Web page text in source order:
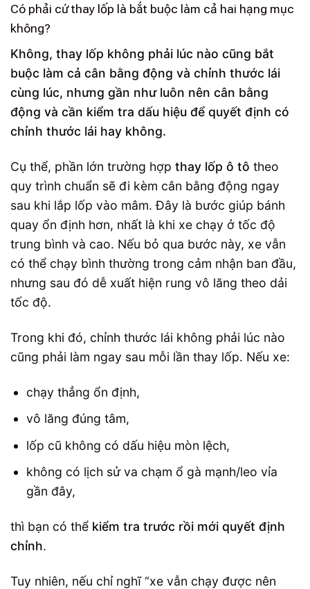
Có phải cứ thay lốp là bắt buộc làm cả hai hạng mục
không?
Không, thay lốp không phải lúc nào cũng bắt
buộc làm cả cân bằng động và chỉnh thước lái
cùng lúc, nhưng gần như luôn nên cân bằng
động và cần kiểm tra dấu hiệu để quyết định có
chỉnh thước lái hay không.
Cụ thể, phần lớn trường hợp thay lốp ô tô theo
quy trình chuẩn sẽ đi kèm cân bằng động ngay
sau khi lắp lốp vào mâm. Đây là bước giúp bánh
quay ổn định hơn, nhất là khi xe chạy ở tốc độ
trung bình và cao. Nếu bỏ qua bước này, xe vẫn
có thể chạy bình thường trong cảm nhận ban đầu,
nhưng sau đó dễ xuất hiện rung vô lăng theo dải
tốc độ.
Trong khi đó, chỉnh thước lái không phải lúc nào
cũng phải làm ngay sau mỗi lần thay lốp. Nếu xe:
chạy thẳng ổn định,
vô lăng đúng tâm,
lốp cũ không có dấu hiệu mòn lệch,
không có lịch sử va chạm ổ gà mạnh/leo vỉa
gần đây,
thì bạn có thể kiểm tra trước rồi mới quyết định
chỉnh.
Tuy nhiên, nếu chỉ nghĩ “xe vẫn chạy được nên